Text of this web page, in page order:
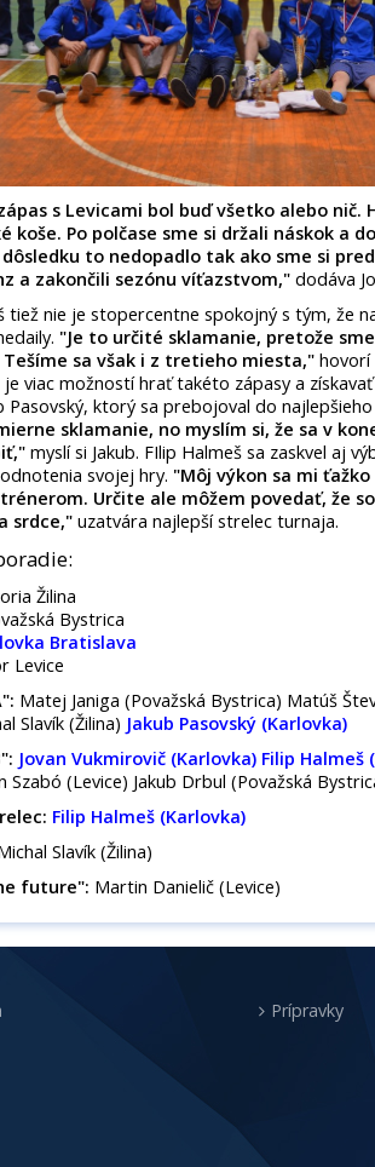
s Levicami bol buď všetko alebo nič.
koše. Po polčase sme si držali náskok a
to nedopadlo tak ako sme si
a zakončili sezónu víťazstvom," dodáva
tiež nie je stopercentne spokojný s tým, že
"Je to určité sklamanie, pretože
Tešíme sa však i z tretieho miesta," hovorí
je viac možností hrať takéto zápasy a
Pasovský, ktorý sa prebojoval do
sklamanie, no myslím si, že sa v
myslí si Jakub. FIlip Halmeš sa zaskvel aj
svojej hry. "Môj výkon sa mi
Určite ale môžem povedať, že
srdce," uzatvára najlepší strelec turnaja.
Žilina
Bystrica
Bratislava
Levice
Matej Janiga (Považská Bystrica) Matúš
Slavík (Žilina) Jakub Pasovský (Karlovka)
Jovan Vukmirovič (Karlovka) Filip Halmeš
Szabó (Levice) Jakub Drbul (Považská
Filip Halmeš (Karlovka)
Slavík (Žilina)
future": Martin Danielič (Levice)
Prípravky